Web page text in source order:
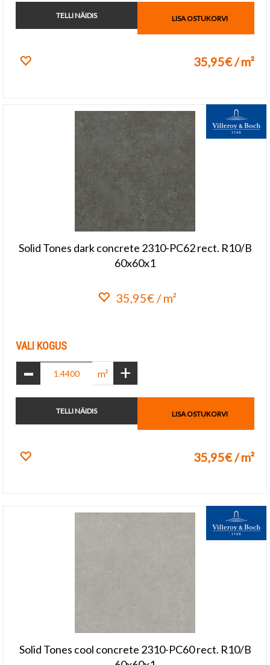
TELLI NÄIDIS LISA OSTUKORVI
35,95€ / m²
Solid Tones dark concrete 2310-PC62 rect. R10/B
60x60x1
35,95€ / m²
VALI KOGUS
- m² +
TELLI NÄIDIS LISA OSTUKORVI
35,95€ / m²
Solid Tones cool concrete 2310-PC60 rect. R10/B